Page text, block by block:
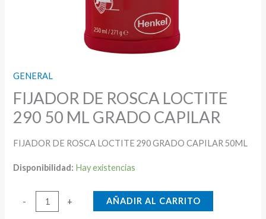
GENERAL
FIJADOR DE ROSCA LOCTITE
290 50 ML GRADO CAPILAR
FIJADOR DE ROSCA LOCTITE 290 GRADO CAPILAR 50ML
Disponibilidad: Hay existencias
-
FIJADOR
+ AÑADIR AL CARRITO